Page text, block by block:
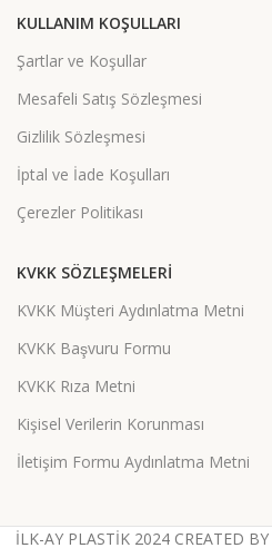
KULLANIM KOŞULLARI
Şartlar ve Koşullar
Mesafeli Satış Sözleşmesi
Gizlilik Sözleşmesi
İptal ve İade Koşulları
Çerezler Politikası
KVKK SÖZLEŞMELERI
KVKK Müşteri Aydınlatma Metni
KVKK Başvuru Formu
KVKK Rıza Metni
Kişisel Verilerin Korunması
İletişim Formu Aydınlatma Metni
İLK-AY PLASTİK 2024 CREATED BY